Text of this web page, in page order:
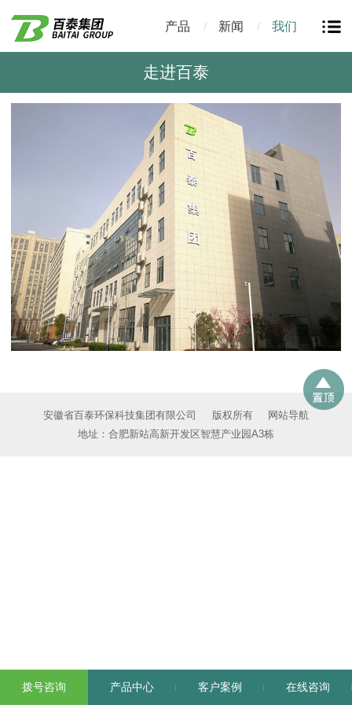
产品 新闻 我们
走进百泰
安徽省百泰环保科技集团有限公司 版权所有
网站导航
地址：合肥新站高新开发区智慧产业园A3栋
拨号咨询 产品中心 客户案例 在线咨询